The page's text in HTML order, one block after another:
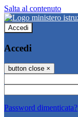
Salta al contenuto
Accedi
Accedi
button close ×
Password dimenticata?